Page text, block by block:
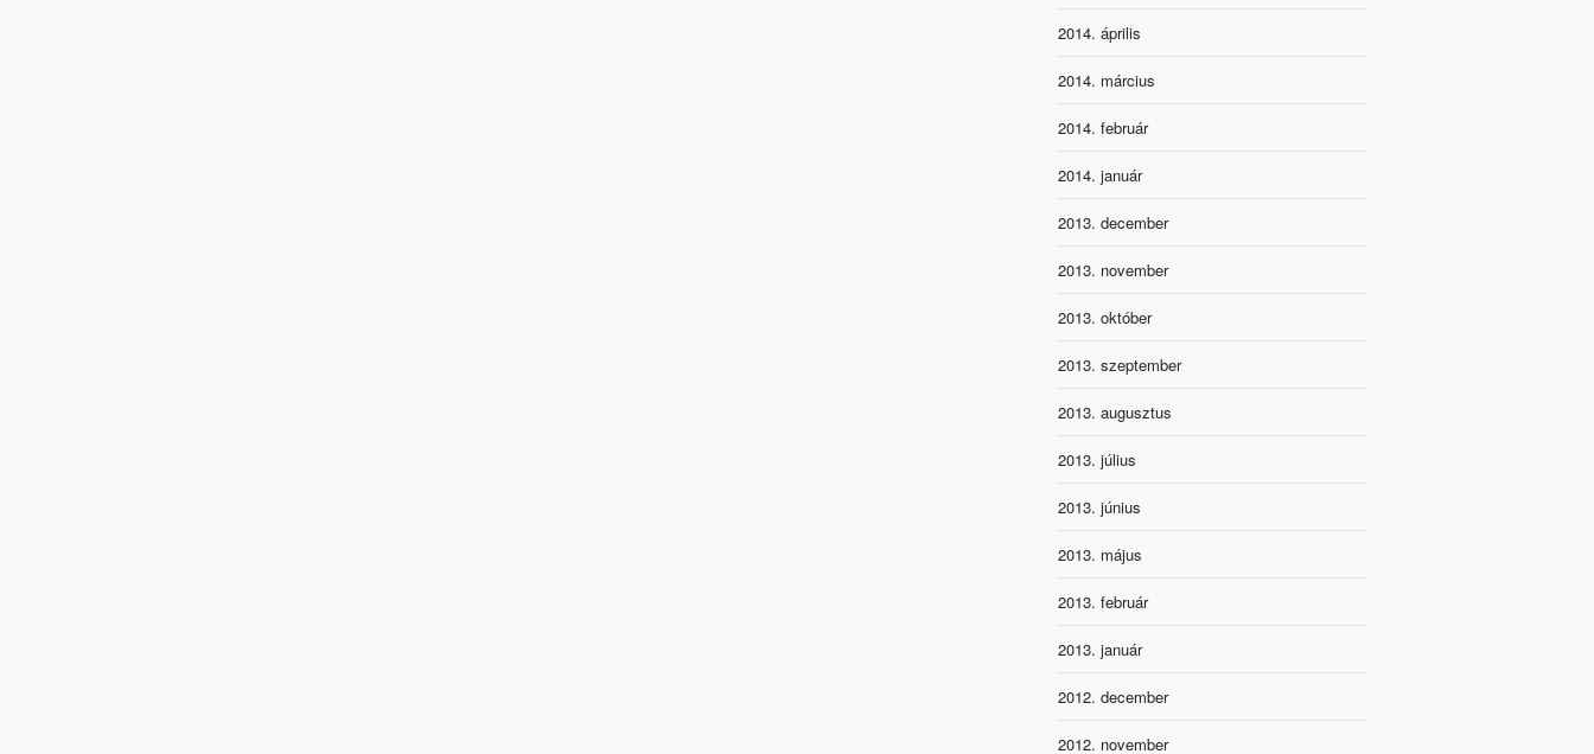
2014. április
2014. március
2014. február
2014. január
2013. december
2013. november
2013. október
2013. szeptember
2013. augusztus
2013. július
2013. június
2013. május
2013. február
2013. január
2012. december
2012. november